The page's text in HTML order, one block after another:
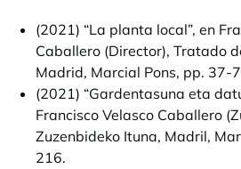
(2021) “La planta local”, en
Caballero (Director), Tratado
Madrid, Marcial Pons, pp. 37-
(2021) “Gardentasuna eta
Francisco Velasco Caballero
Zuzenbideko Ituna, Madril,
216.